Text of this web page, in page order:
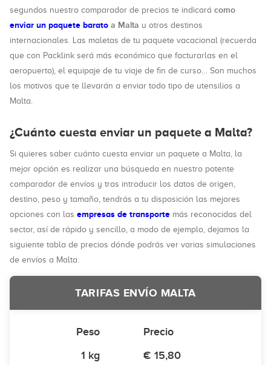
segundos nuestro comparador de precios te indicará como
enviar un paquete barato a Malta u otros destinos
internacionales. Las maletas de tu paquete vacacional (recuerda
que con Packlink será más económico que facturarlas en el
aeropuerto), el equipaje de tu viaje de fin de curso… Son muchos
los motivos que te llevarán a enviar todo tipo de utensilios a
Malta.
¿Cuánto cuesta enviar un paquete a Malta?
Si quieres saber cuánto cuesta enviar un paquete a Malta, la
mejor opción es realizar una búsqueda en nuestro potente
comparador de envíos y tras introducir los datos de origen,
destino, peso y tamaño, tendrás a tu disposición las mejores
opciones con las empresas de transporte más reconocidas del
sector, así de rápido y sencillo, a modo de ejemplo, dejamos la
siguiente tabla de precios dónde podrás ver varias simulaciones
de envíos a Malta.
TARIFAS ENVÍO MALTA
Peso
Precio
1 kg
€ 15,80